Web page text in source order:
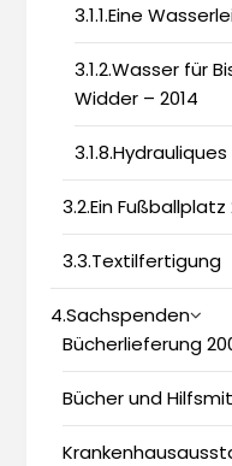
3.1.1.Eine
3.1.2.Wasser für
Widder – 2014
3.2.Ein Fußballplatz
3.3.Textilfertigung
4.Sachspenden
Bücherlieferung
Bücher und